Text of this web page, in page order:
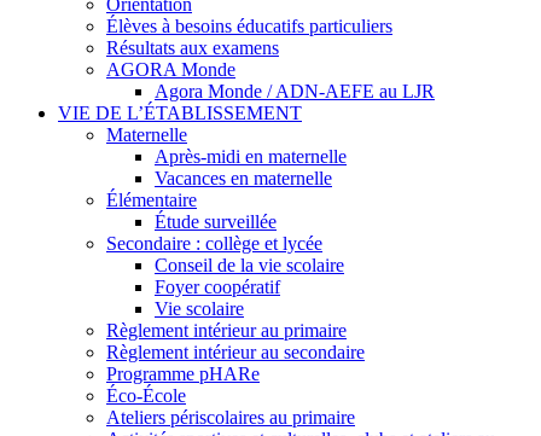
Orientation
Élèves à besoins éducatifs particuliers
Résultats aux examens
AGORA Monde
Agora Monde / ADN-AEFE au LJR
VIE DE L’ÉTABLISSEMENT
Maternelle
Après-midi en maternelle
Vacances en maternelle
Élémentaire
Étude surveillée
Secondaire : collège et lycée
Conseil de la vie scolaire
Foyer coopératif
Vie scolaire
Règlement intérieur au primaire
Règlement intérieur au secondaire
Programme pHARe
Éco-École
Ateliers périscolaires au primaire